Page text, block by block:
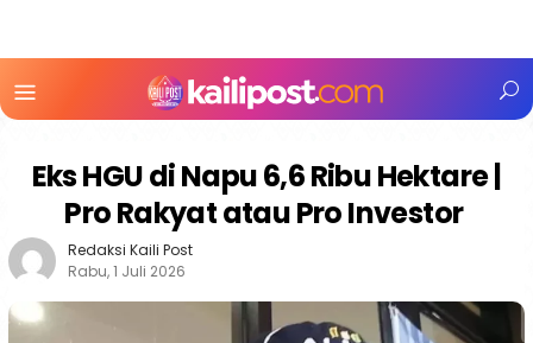
Mobile
Eks HGU di Napu 6,6 Ribu Hektare |
Pro Rakyat atau Pro Investor
Redaksi Kaili Post
Rabu, 1 Juli 2026